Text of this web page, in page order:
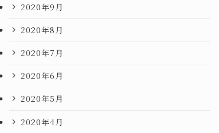
2020年9月
2020年8月
2020年7月
2020年6月
2020年5月
2020年4月